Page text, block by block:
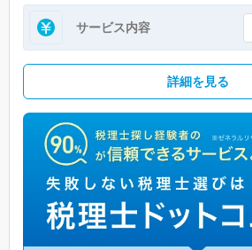
サービス内容
詳細を見る